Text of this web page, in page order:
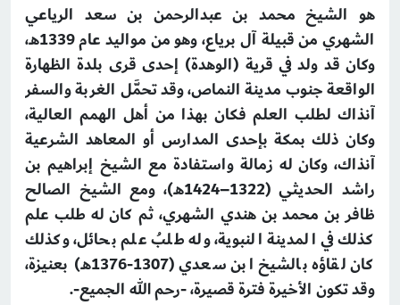
هو الشيخ محمد بن عبدالرحمن بن سعد الرياعي
الشهري من قبيلة آل برياع، وهو من مواليد عام 1339هـ،
وكان قد ولد في قرية (الوهدة) إحدى قرى بلدة الظهارة
الواقعة جنوب مدينة النماص، وقد تحمَّل الغربة والسفر
آنذاك لطلب العلم فكان بهذا من أهل الهمم العالية،
وكان ذلك بمكة بإحدى المدارس أو المعاهد الشرعية
آنذاك، وكان له زمالة واستفادة مع الشيخ إبراهيم بن
راشد الحديثي (1322–1424هـ)، ومع الشيخ الصالح
ظافر بن محمد بن هندي الشهري، ثم كان له طلب علم
كذلك في المدينة النبوية، وله طلبُ علم بحائل، وكذلك
كان لقاؤه بالشيخ ابن سعدي (1307-1376هـ) بعنيزة،
وقد تكون الأخيرة فترة قصيرة، -رحم الله الجميع-.